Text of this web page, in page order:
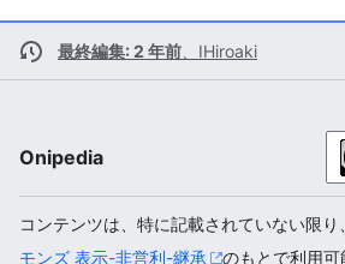
最終編集: 2 年前 IHiroaki
Onipedia
コンテンツは、特に記載されていない限り、
モンズ 表示-非営利-継承
のもとで利用可